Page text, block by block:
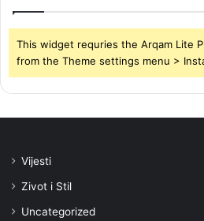
This widget requries the Arqam Lite
from the Theme settings menu >
Vijesti
Zivot i Stil
Uncategorized